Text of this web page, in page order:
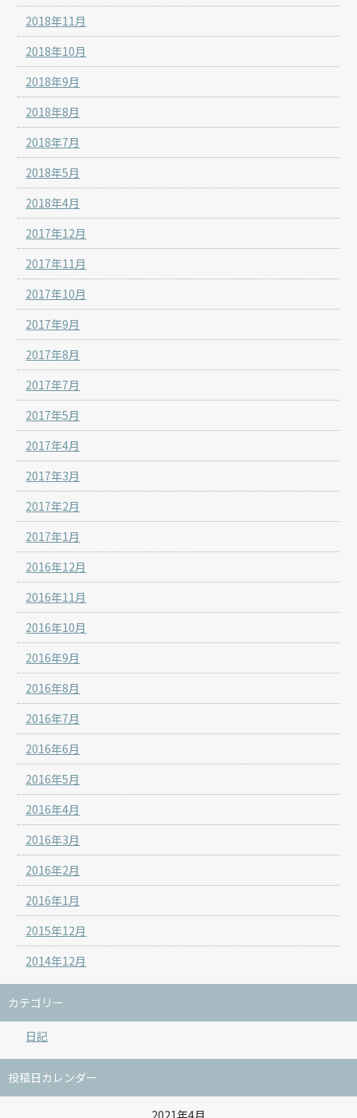
2018年11月
2018年10月
2018年9月
2018年8月
2018年7月
2018年5月
2018年4月
2017年12月
2017年11月
2017年10月
2017年9月
2017年8月
2017年7月
2017年5月
2017年4月
2017年3月
2017年2月
2017年1月
2016年12月
2016年11月
2016年10月
2016年9月
2016年8月
2016年7月
2016年6月
2016年5月
2016年4月
2016年3月
2016年2月
2016年1月
2015年12月
2014年12月
カテゴリー
日記
投稿日カレンダー